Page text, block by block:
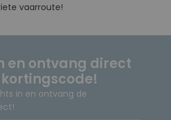
vaarroute!
en ontvang direct
in en ontvang de